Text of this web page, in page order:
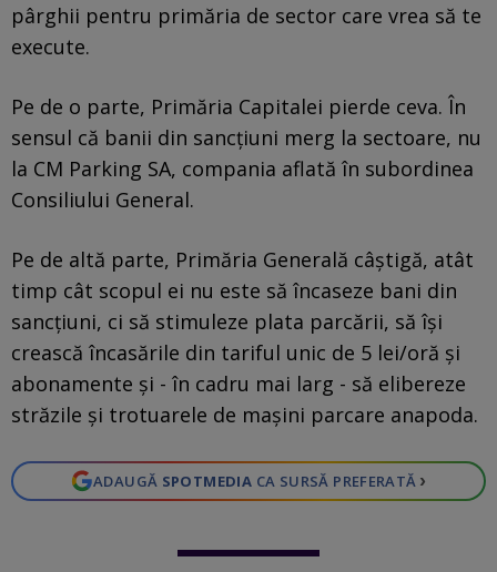
pârghii pentru primăria de sector care vrea să te
execute.
Pe de o parte, Primăria Capitalei pierde ceva. În
sensul că banii din sancțiuni merg la sectoare, nu
la CM Parking SA, compania aflată în subordinea
Consiliului General.
Pe de altă parte, Primăria Generală câștigă, atât
timp cât scopul ei nu este să încaseze bani din
sancțiuni, ci să stimuleze plata parcării, să își
crească încasările din tariful unic de 5 lei/oră și
abonamente și - în cadru mai larg - să elibereze
străzile și trotuarele de mașini parcare anapoda.
ADAUGĂ SPOTMEDIA CA SURSĂ PREFERATĂ ›